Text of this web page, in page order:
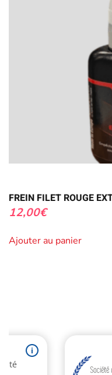
FREIN FILET ROUGE
12,00€
Ajouter au panier